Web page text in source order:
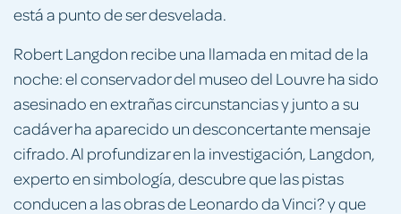
está a punto de ser desvelada.
Robert Langdon recibe una llamada en mitad de la
noche: el conservador del museo del Louvre ha sido
asesinado en extrañas circunstancias y junto a su
cadáver ha aparecido un desconcertante mensaje
cifrado. Al profundizar en la investigación, Langdon,
experto en simbología, descubre que las pistas
conducen a las obras de Leonardo da Vinci? y que